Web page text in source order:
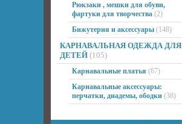
Рюкзаки , мешки для обуви,
фартуки для творчества (2)
Бижутерия и аксессуары (148)
КАРНАВАЛЬНАЯ ОДЕЖДА ДЛЯ
ДЕТЕЙ (105)
Карнавальные платья (67)
Карнавальные аксессуары:
перчатки, диадемы, ободки (38)